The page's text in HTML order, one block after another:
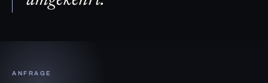
ANFRAGE